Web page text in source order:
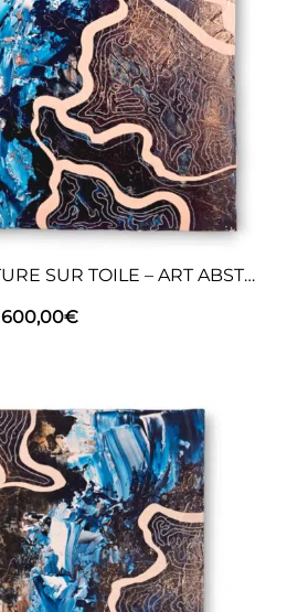
MYSTIQUE 2 – PEINTURE SUR TOILE – ART ABSTRAIT
600,00€